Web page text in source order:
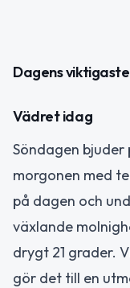
Dagens
Vädret idag
Söndagen
morgonen med
på dagen och
växlande
drygt 21 grader.
gör det till en